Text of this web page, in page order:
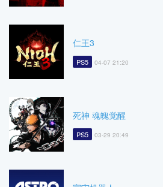
仁王3
PS5 04-07 21:20
死神 魂魄觉醒
PS5 03-29 20:49